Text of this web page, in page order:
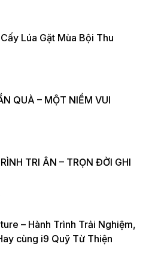
Lúa Gặt Mùa Bội Thu
QUÀ – MỘT NIỀM VUI
TRI ÂN – TRỌN ĐỜI GHI
– Hành Trình Trải Nghiệm,
cùng i9 Quỹ Từ Thiện